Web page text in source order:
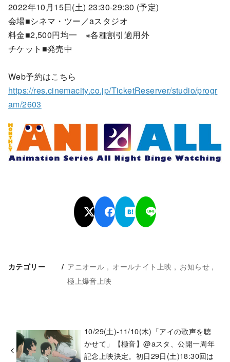
2022年10月15日(土) 23:30-29:30 (予定)
会場■シネマ・ツー／aスタジオ
料金■2,500円均一 ※各種割引適用外
チケット■発売中
Web予約はこちら
https://res.cinemacity.co.jp/TicketReserver/studio/progr
am/2603
カテゴリー アニオール オールナイト上映
お知らせ
極上爆音上映
10/29(土)-11/10(木)「アイの歌声を聴
かせて」【極音】@aスタ、公開一周年
記念上映決定。初日29日(土)18:30回は